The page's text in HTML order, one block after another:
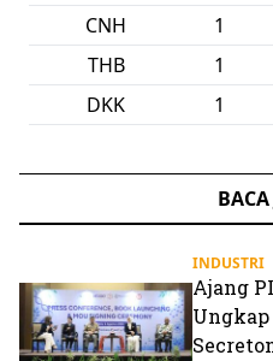
CNH
1
THB
1
DKK
1
INDUSTRI
Ajang